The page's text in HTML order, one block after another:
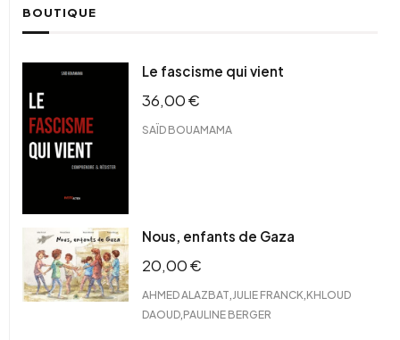
BOUTIQUE
Le fascisme qui vient
36,00€
SAÏD BOUAMAMA
Nous, enfants de Gaza
20,00€
AHMED ALAZBAT JULIE FRANCK KHLOUD
DAOUD PAULINE BERGER